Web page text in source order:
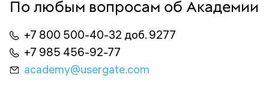
По любым вопросам об Академии
+7 800 500-40-32 доб. 9277
+7 985 456-92-77
academy@usergate.com